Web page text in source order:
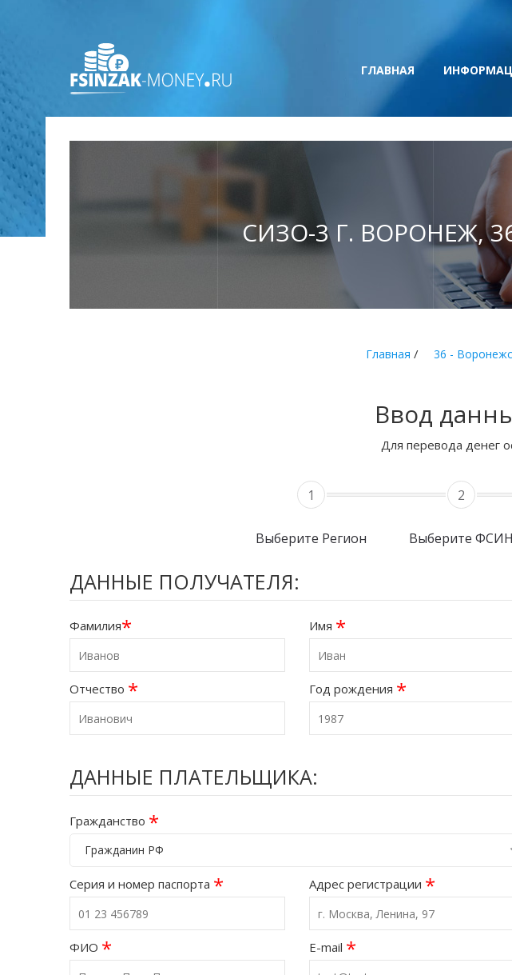
ГЛАВНАЯ
СИЗО-3 Г. ВОРОНЕЖ,
Главная / 36 -
Ввод
Для перевода денег
1
Выберите Регион
2
Выберите ФСИН
ДАННЫЕ ПОЛУЧАТЕЛЯ:
Фамилия* Имя *
Отчество * Год рождения *
ДАННЫЕ ПЛАТЕЛЬЩИКА:
Гражданство *
Гражданин РФ
Серия и номер паспорта * Адрес регистрации *
ФИО * E-mail *